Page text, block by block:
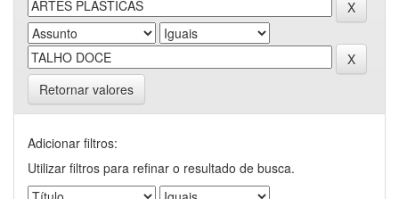
Retornar valores
Adicionar filtros:
Utilizar filtros para refinar o resultado de busca.